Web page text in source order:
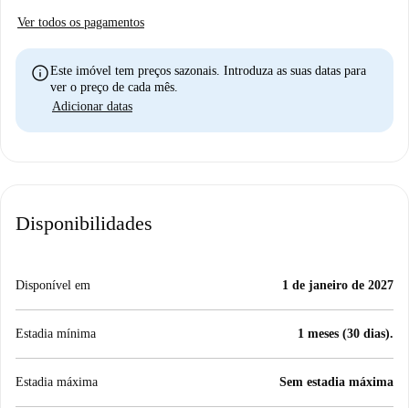
Ver todos os pagamentos
infoEste imóvel tem preços sazonais. Introduza as suas datas para
ver o preço de cada mês.
Adicionar datas
Disponibilidades
Disponível em 1 de janeiro de 2027
Estadia mínima 1 meses (30 dias).
Estadia máxima Sem estadia máxima